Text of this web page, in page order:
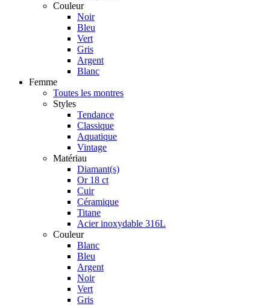
Couleur
Noir
Bleu
Vert
Gris
Argent
Blanc
Femme
Toutes les montres
Styles
Tendance
Classique
Aquatique
Vintage
Matériau
Diamant(s)
Or 18 ct
Cuir
Céramique
Titane
Acier inoxydable 316L
Couleur
Blanc
Bleu
Argent
Noir
Vert
Gris